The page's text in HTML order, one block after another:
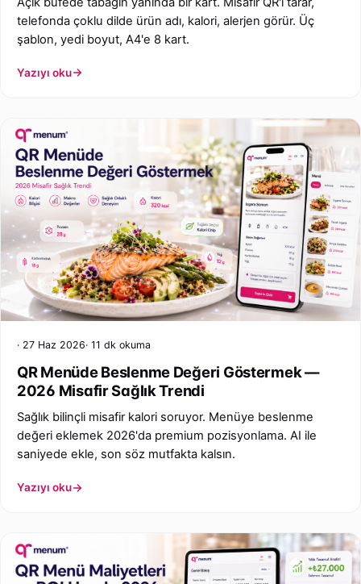
telefonda çoklu dilde ürün adı, kalori, alerjen görür. Üç
şablon, yedi boyut, A4'e 8 kart.
Yazıyı oku
27 Haz 2026 11 dk okuma
QR Menüde Beslenme Değeri Göstermek —
2026 Misafir Sağlık Trendi
Sağlık bilinçli misafir kalori soruyor. Menüye beslenme
değeri eklemek 2026'da premium pozisyonlama. AI ile
saniyede ekle, son söz mutfakta kalsın.
Yazıyı oku